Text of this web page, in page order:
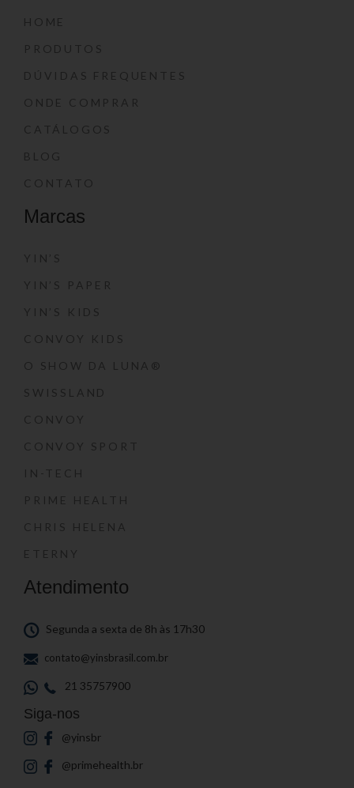
HOME
PRODUTOS
DÚVIDAS FREQUENTES
ONDE COMPRAR
CATÁLOGOS
BLOG
CONTATO
Marcas
YIN’S
YIN’S PAPER
YIN’S KIDS
CONVOY KIDS
O SHOW DA LUNA®
SWISSLAND
CONVOY
CONVOY SPORT
IN-TECH
PRIME HEALTH
CHRIS HELENA
ETERNY
Atendimento
Segunda a sexta de 8h às 17h30
contato@yinsbrasil.com.br
21 35757900
Siga-nos
@yinsbr
@primehealth.br